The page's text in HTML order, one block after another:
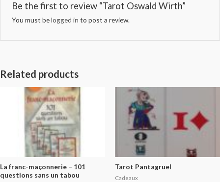
Be the first to review “Tarot Oswald Wirth”
You must belogged in to post a review.
Related products
La franc-maçonnerie – 101
questions sans un tabou
Tarot Pantagruel
Cadeaux